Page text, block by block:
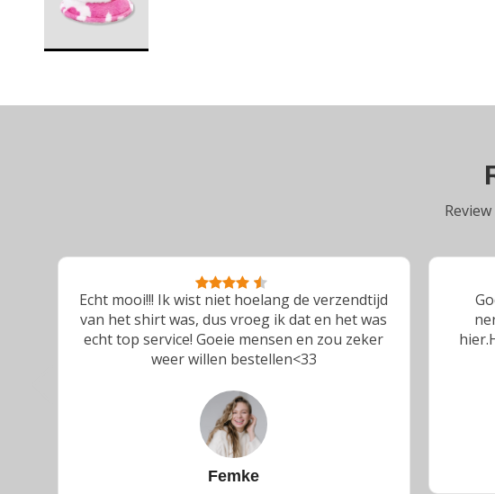
Echt mooi!!! Ik wist niet hoelang de verzendtijd
van het shirt was, dus vroeg ik dat en het was
echt top service! Goeie mensen en zou zeker
weer willen bestellen<33
Femke